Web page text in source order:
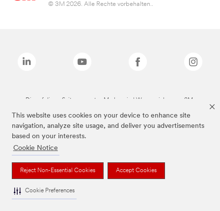
This website uses cookies on your device to enhance site
navigation, analyze site usage, and deliver you advertisements
based on your interests.
Cookie Notice
Reject Non-Essential Cookies Accept Cookies
Cookie Preferences
© 3M 2026. Alle Rechte vorbehalten..
Die auf dieser Seite genannten Marken sind Warenzeichen von 3M.